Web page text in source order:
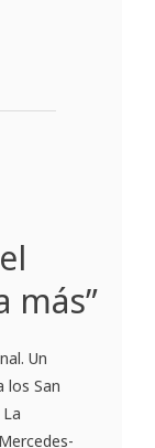
más”
Un
los San